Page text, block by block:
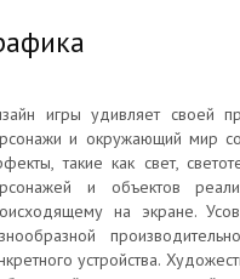
игры удивляет своей
и окружающий мир
такие как свет,
и объектов
на экране.
устройства.